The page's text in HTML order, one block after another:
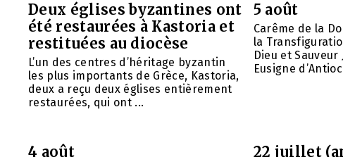
Deux églises byzantines ont
été restaurées à Kastoria et
restituées au diocèse
L’un des centres d’héritage byzantin
les plus importants de Grèce, Kastoria,
deux a reçu deux églises entièrement
restaurées, qui ont ...
5 août
Carême de la
la
Dieu et
Eusigne
4 août
22 juillet